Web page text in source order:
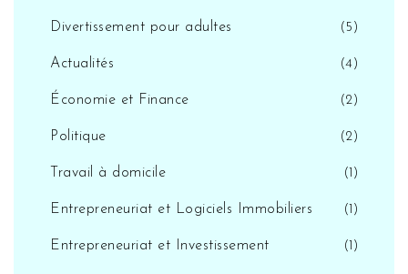
Divertissement pour adultes (5)
Actualités (4)
Économie et Finance (2)
Politique (2)
Travail à domicile (1)
Entrepreneuriat et Logiciels Immobiliers (1)
Entrepreneuriat et Investissement (1)